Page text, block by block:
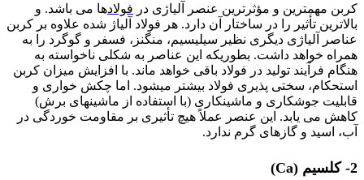
کربن مهمترین و مؤثرترین عنصر آلیاژی در فولادها می باشد. و
بالاترین تأثیر را در ساختار آن دارد. هر فولاد آلیاژ شده علاوه بر کربن
عناصر آلیاژی دیگری نظیر سیلیسیم، منگنز، فسفر و گوگرد را به
همراه خواهد داشت. بطوریکه این عناصر به شکلی ناخواسته به
هنگام فرآیند تولید در فولاد باقی خواهد ماند. با افزایش میزان کربن
استحکام، سختی پذیری فولاد بیشتر میشود. اما چکش خواری و
قابلیت جوشکاری و ماشینکاری (با استفاده از ماشینهای برش)
کاهش می یابد. این عنصر عملاً هیچ تأثیری بر مقاومت خوردگی در
آب، اسید و گازهای گرم ندارد.
2- کلسیم (Ca)